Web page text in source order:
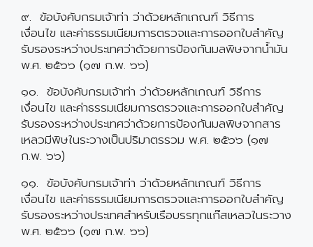
๙. ข้อบังคับกรมเจ้าท่า ว่าด้วยหลักเกณฑ์ วิธีการ
เงื่อนไข และค่าธรรมเนียมการตรวจและการออกใบสำคัญ
รับรองระหว่างประเทศว่าด้วยการป้องกันมลพิษจากน้ำมัน
พ.ศ. ๒๕๖๖ (๑๗ ก.พ. ๖๖)
๑๐. ข้อบังคับกรมเจ้าท่า ว่าด้วยหลักเกณฑ์ วิธีการ
เงื่อนไข และค่าธรรมเนียมการตรวจและการออกใบสำคัญ
รับรองระหว่างประเทศว่าด้วยการป้องกันมลพิษจากสาร
เหลวมีพิษในระวางเป็นปริมาตรรวม พ.ศ. ๒๕๖๖ (๑๗
ก.พ. ๖๖)
๑๑. ข้อบังคับกรมเจ้าท่า ว่าด้วยหลักเกณฑ์ วิธีการ
เงื่อนไข และค่าธรรมเนียมการตรวจและการออกใบสำคัญ
รับรองระหว่างประเทศสำหรับเรือบรรทุกแก๊สเหลวในระวาง
พ.ศ. ๒๕๖๖ (๑๗ ก.พ. ๖๖)